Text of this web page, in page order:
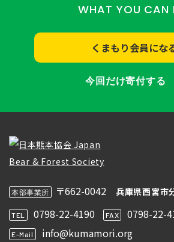
WHAT YOU CAN
くまもり会員にな
今回だけ寄付する
本部事業所 〒662-0042 兵庫県西宮市
TEL 0798-22-4190 FAX 0798-22-
E-Mail info@kumamori.org